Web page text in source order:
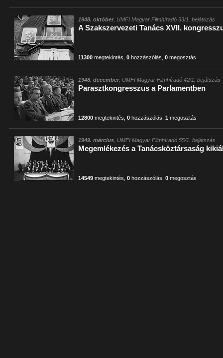
1948. október, UMFI Magyar Filmhíradó 33/1. bejátszás
A Szakszervezeti Tanács XVII.
11300 megtekintés ,0 hozzászólás ,0 megosztás
1948. december, UMFI Magyar Filmhíradó 42/1. bejátszás
Parasztkongresszus a Parlamentben
12800 megtekintés ,0 hozzászólás ,1 megosztás
1949. március , UMFI Magyar Filmhíradó 55/1. bejátszás
Megemlékezés a Tanácsköztársaság
14549 megtekintés ,0 hozzászólás ,0 megosztás